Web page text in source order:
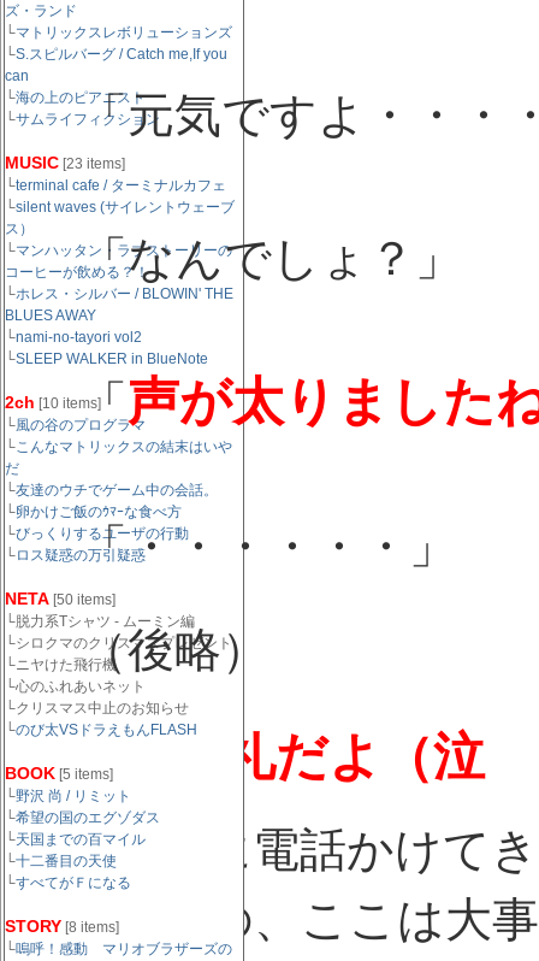
ズ・ランド
└マトリックスレボリューションズ
└S.スピルバーグ / Catch me,If you
can
└海の上のピアニスト
└サムライフィクション
MUSIC [23 items]
└terminal cafe / ターミナルカフェ
└silent waves (サイレントウェーブ
ス）
└マンハッタン・ラブストーリーの
コーヒーが飲める？！
└ホレス・シルバー / BLOWIN' THE
BLUES AWAY
└nami-no-tayori vol2
└SLEEP WALKER in BlueNote
2ch [10 items]
└風の谷のプログラマ
└こんなマトリックスの結末はいや
だ
└友達のウチでゲーム中の会話。
└卵かけご飯のｳﾏｰな食べ方
└びっくりするユーザの行動
└ロス疑惑の万引疑惑
NETA [50 items]
└脱力系Tシャツ - ムーミン編
└シロクマのクリスマスプレゼント
└ニヤけた飛行機
└心のふれあいネット
└クリスマス中止のお知らせ
└のび太VSドラえもんFLASH
BOOK [5 items]
└野沢 尚 / リミット
└希望の国のエグゾダス
└天国までの百マイル
└十二番目の天使
└すべてがＦになる
STORY [8 items]
└嗚呼！感動 マリオブラザーズの
客 「元気ですよ・・・
ayu「なんでしょ？」
客 「 声が太りました
ayu「・・・・・・」
（後略）
あんた失礼だよ（泣
久しぶりに電話かけて
ったものの、ここは大